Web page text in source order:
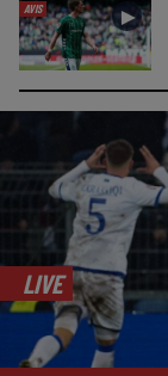
AVIS ►
LIVE